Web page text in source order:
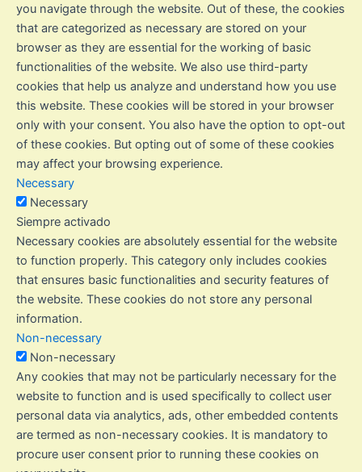
you navigate through the website. Out of these, the cookies
that are categorized as necessary are stored on your
browser as they are essential for the working of basic
functionalities of the website. We also use third-party
cookies that help us analyze and understand how you use
this website. These cookies will be stored in your browser
only with your consent. You also have the option to opt-out
of these cookies. But opting out of some of these cookies
may affect your browsing experience.
Necessary
Necessary
Siempre activado
Necessary cookies are absolutely essential for the website
to function properly. This category only includes cookies
that ensures basic functionalities and security features of
the website. These cookies do not store any personal
information.
Non-necessary
Non-necessary
Any cookies that may not be particularly necessary for the
website to function and is used specifically to collect user
personal data via analytics, ads, other embedded contents
are termed as non-necessary cookies. It is mandatory to
procure user consent prior to running these cookies on